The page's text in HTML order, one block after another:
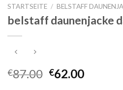
STARTSEITE / BELSTAFF
belstaff daunenjacke
€87.00 €62.00